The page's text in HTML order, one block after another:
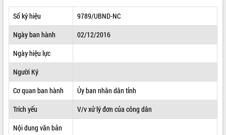
TIN TỨC SỰ KIỆN
SỞ, BAN, NGÀNH
THÔNG TIN CHỈ ĐẠO ĐIỀU HÀNH
HỆ THỐNG VĂN BẢN
VĂN BẢN HĐND TỈNH
ĐIỂM TIN VĂN BẢN
Số ký hiệu
9789/UBND-NC
Ngày ban hành
02/12/2016
Ngày hiệu lực
Người Ký
Cơ quan ban hành
Ủy ban nhân dân tỉnh
Trích yếu
V/v xử lý đơn của công dân
Nội dung văn bản